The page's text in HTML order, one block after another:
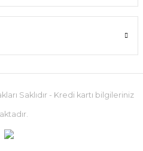
Saklıdır - Kredi kartı bilgileriniz